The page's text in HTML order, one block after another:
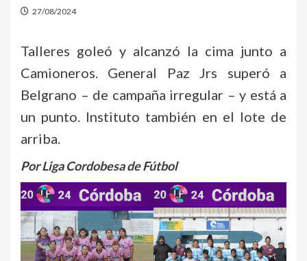
27/08/2024
Talleres goleó y alcanzó la cima junto a
Camioneros. General Paz Jrs superó a
Belgrano – de campaña irregular – y está a
un punto. Instituto también en el lote de
arriba.
Por Liga Cordobesa de Fútbol